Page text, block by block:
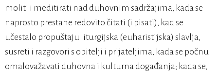
moliti i meditirati nad duhovnim sadržajima, kada se
naprosto prestane redovito čitati (i pisati), kad se
učestalo propuštaju liturgijska (euharistijska) slavlja,
susreti i razgovori s obitelji i prijateljima, kada se počnu
omalovažavati duhovna i kulturna događanja; kada se,